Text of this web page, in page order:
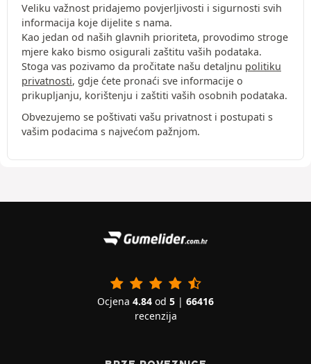
Veliku važnost pridajemo povjerljivosti i sigurnosti svih
informacija koje dijelite s nama.
Kao jedan od naših glavnih prioriteta, provodimo stroge
mjere kako bismo osigurali zaštitu vaših podataka.
Stoga vas pozivamo da pročitate našu detaljnu politiku
privatnosti, gdje ćete pronaći sve informacije o
prikupljanju, korištenju i zaštiti vaših osobnih podataka.
Obvezujemo se poštivati vašu privatnost i postupati s
vašim podacima s najvećom pažnjom.
Ocjena 4.84 od 5 | 66416
recenzija